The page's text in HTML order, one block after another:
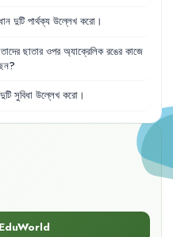
দুটি পার্থক্য উল্লেখ করো ।
তাদের ছাতার ওপর অ্যাক্রেলিক রঙের কাজে
?
দুটি সুবিধা উল্লেখ করো ।